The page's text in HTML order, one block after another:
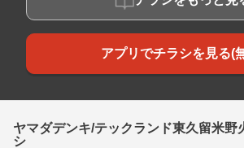
アプリでチラシを見る(
ヤマダデンキ/テックランド東久留米野
シ